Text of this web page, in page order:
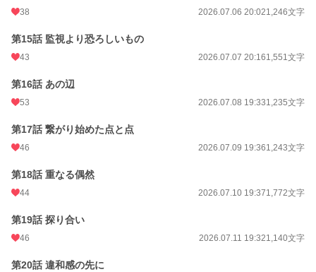
38 2026.07.06 20:021,246文字
第15話 監視より恐ろしいもの
43 2026.07.07 20:161,551文字
第16話 あの辺
53 2026.07.08 19:331,235文字
第17話 繋がり始めた点と点
46 2026.07.09 19:361,243文字
第18話 重なる偶然
44 2026.07.10 19:371,772文字
第19話 探り合い
46 2026.07.11 19:321,140文字
第20話 違和感の先に